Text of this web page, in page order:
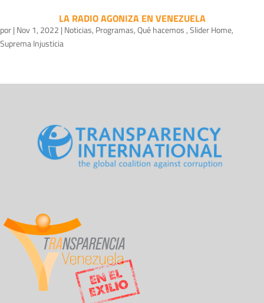
LA RADIO AGONIZA EN VENEZUELA
por| Nov 1, 2022 | Noticias, Programas,Qué hacemos ,Slider Home,
Suprema Injusticia